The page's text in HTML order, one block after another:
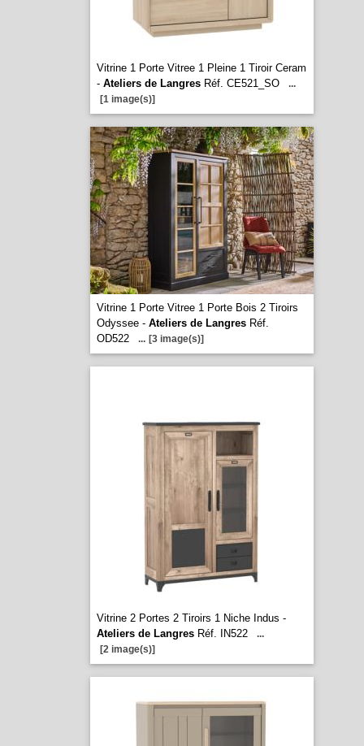
Vitrine 1 Porte Vitree 1 Pleine 1 Tiroir Ceram
- Ateliers de LangresRéf. CE521_SO
...
[1 image(s)]
Vitrine 1 Porte Vitree 1 Porte Bois 2 Tiroirs
Odyssee - Ateliers de LangresRéf.
OD522
... [3 image(s)]
Vitrine 2 Portes 2 Tiroirs 1 Niche Indus -
Ateliers de LangresRéf. IN522
...
[2 image(s)]